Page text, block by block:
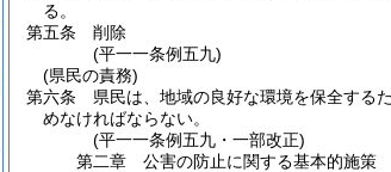
る。
第五条
削除
(平一一条例五九)
(県民の責務)
第六条
県民は、地域の良好な環境を保全する
めなければならない。
(平一一条例五九・一部改正)
第二章
公害の防止に関する基本的施策